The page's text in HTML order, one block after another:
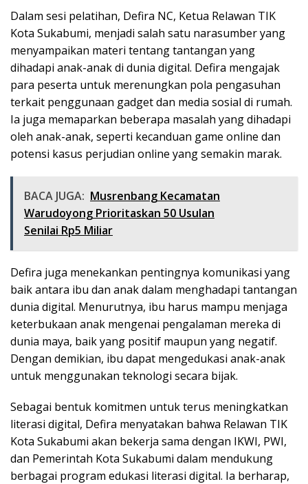
Dalam sesi pelatihan, Defira NC, Ketua Relawan TIK
Kota Sukabumi, menjadi salah satu narasumber yang
menyampaikan materi tentang tantangan yang
dihadapi anak-anak di dunia digital. Defira mengajak
para peserta untuk merenungkan pola pengasuhan
terkait penggunaan gadget dan media sosial di rumah.
Ia juga memaparkan beberapa masalah yang dihadapi
oleh anak-anak, seperti kecanduan game online dan
potensi kasus perjudian online yang semakin marak.
BACA JUGA: Musrenbang Kecamatan
Warudoyong Prioritaskan 50 Usulan
Senilai Rp5 Miliar
Defira juga menekankan pentingnya komunikasi yang
baik antara ibu dan anak dalam menghadapi tantangan
dunia digital. Menurutnya, ibu harus mampu menjaga
keterbukaan anak mengenai pengalaman mereka di
dunia maya, baik yang positif maupun yang negatif.
Dengan demikian, ibu dapat mengedukasi anak-anak
untuk menggunakan teknologi secara bijak.
Sebagai bentuk komitmen untuk terus meningkatkan
literasi digital, Defira menyatakan bahwa Relawan TIK
Kota Sukabumi akan bekerja sama dengan IKWI, PWI,
dan Pemerintah Kota Sukabumi dalam mendukung
berbagai program edukasi literasi digital. Ia berharap,